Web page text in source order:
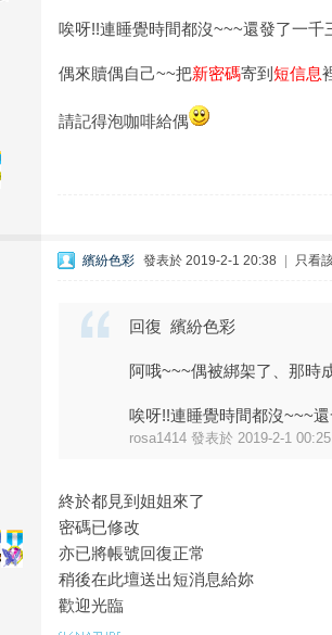
唉呀!!連睡覺時間都沒~~~還發了一千
偶來贖偶自己~~把新密碼寄到 短信息
請記得泡咖啡給偶
繽紛色彩 發表於 2019-2-1 20:38 只看
回復 繽紛色彩
阿哦~~~偶被綁架了、那時
唉呀!!連睡覺時間都沒~~~
rosa1414 發表於 2019-2-1 00:25
終於都見到姐姐來了
密碼已修改
亦已將帳號回復正常
稍後在此壇送出短消息給妳
歡迎光臨